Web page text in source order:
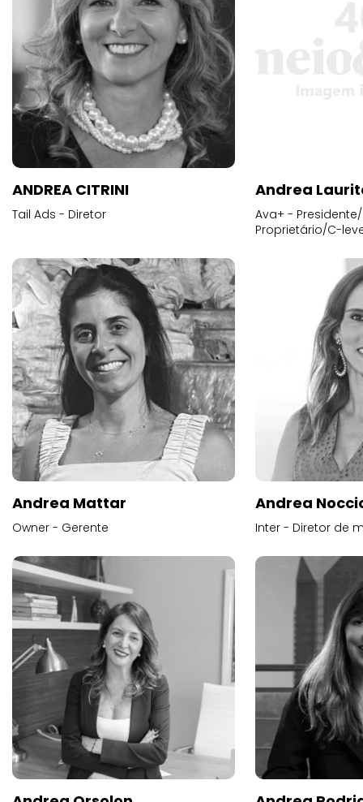
ANDREA CITRINI
Tail Ads - Diretor
Andrea
Ava+ -
Proprietário/C-
Andrea Mattar
Owner - Gerente
Andrea
Inter - Diretor de